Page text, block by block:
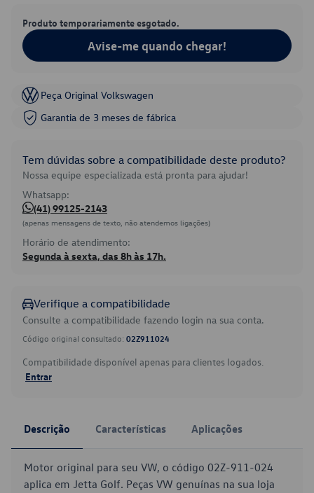
Produto temporariamente esgotado.
Avise-me quando chegar!
Peça Original Volkswagen
Garantia de 3 meses de fábrica
Tem dúvidas sobre a compatibilidade deste produto?
Nossa equipe especializada está pronta para ajudar!
Whatsapp:
(41) 99125-2143
(apenas mensagens de texto, não atendemos ligações)
Horário de atendimento:
Segunda à sexta, das 8h às 17h.
Verifique a compatibilidade
Consulte a compatibilidade fazendo login na sua conta.
Código original consultado: 02Z911024
Compatibilidade disponível apenas para clientes logados.
Entrar
Descrição Características Aplicações
Motor original para seu VW, o código 02Z-911-024
aplica em Jetta Golf. Peças VW genuínas na sua loja